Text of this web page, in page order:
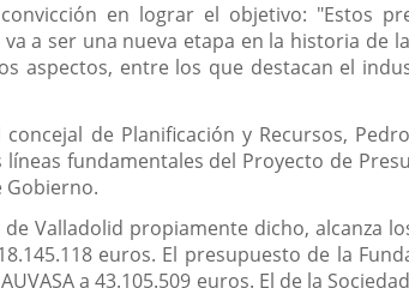
en lograr el objetivo: "Estos
a ser una nueva etapa en la historia
aspectos, entre los que destacan el
de Planificación y Recursos,
líneas fundamentales del Proyecto de
Gobierno.
Valladolid propiamente dicho, alcanza
euros. El presupuesto de la
a 43.105.509 euros. El de la